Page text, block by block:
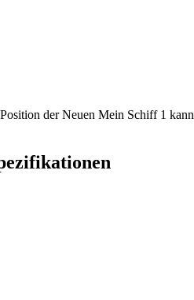
der Neuen Mein Schiff 1